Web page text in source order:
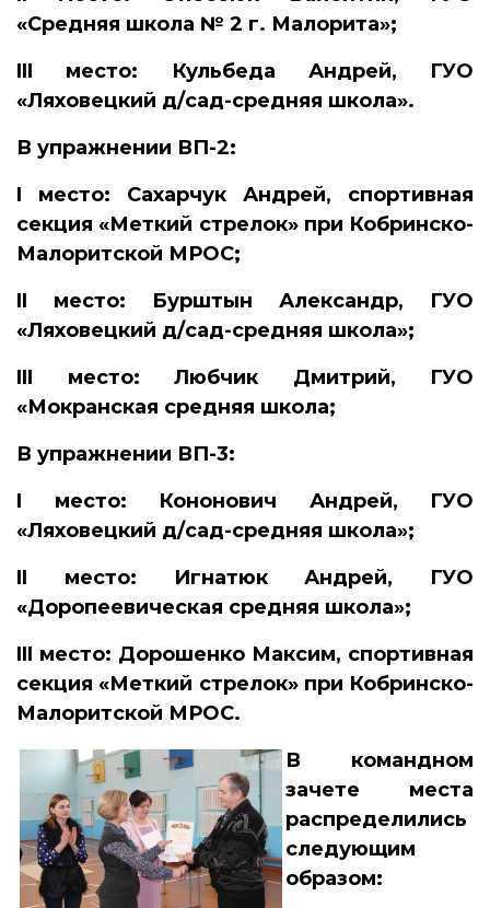
«Средняя школа № 2 г. Малорита»;
III место: Кульбеда Андрей, ГУО
«Ляховецкий д/сад-средняя школа».
В упражнении ВП-2:
I место: Сахарчук Андрей, спортивная
секция «Меткий стрелок» при Кобринско-
Малоритской МРОС;
II место: Бурштын Александр, ГУО
«Ляховецкий д/сад-средняя школа»;
III место: Любчик Дмитрий, ГУО
«Мокранская средняя школа;
В упражнении ВП-3:
I место: Кононович Андрей, ГУО
«Ляховецкий д/сад-средняя школа»;
II место: Игнатюк Андрей, ГУО
«Доропеевическая средняя школа»;
III место: Дорошенко Максим, спортивная
секция «Меткий стрелок» при Кобринско-
Малоритской МРОС.
В командном
зачете места
распределились
следующим
образом: